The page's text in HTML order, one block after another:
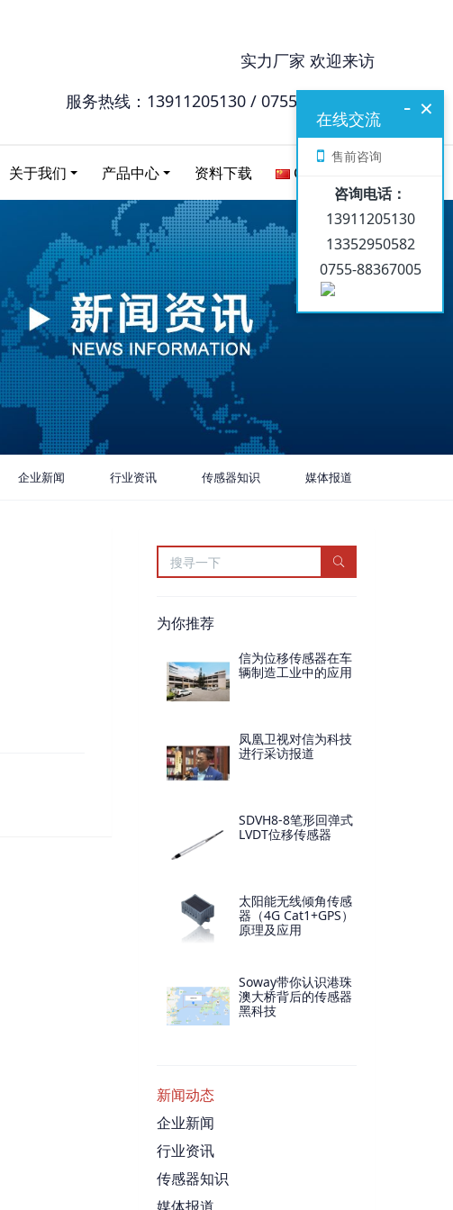
实力厂家 欢迎来访
服务热线：13911205130 / 0755-88367005
关于我们 产品中心 资料下载 Chinese
企业新闻 行业资讯 传感器知识 媒体报道
为你推荐
信为位移传感器在车
辆制造工业中的应用
凤凰卫视对信为科技
进行采访报道
SDVH8-8笔形回弹式
LVDT位移传感器
太阳能无线倾角传感
器（4G Cat1+GPS）
原理及应用
Soway带你认识港珠
澳大桥背后的传感器
黑科技
新闻动态
企业新闻
行业资讯
传感器知识
×
-
在线交流
售前咨询
咨询电话：
13911205130
13352950582
0755-88367005